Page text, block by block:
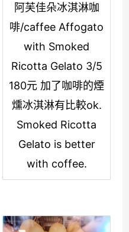
阿芙佳朵冰淇淋咖
啡/caffee Affogato
with Smoked
Ricotta Gelato 3/5
180元 加了咖啡的煙
燻冰淇淋有比較ok.
Smoked Ricotta
Gelato is better
with coffee.